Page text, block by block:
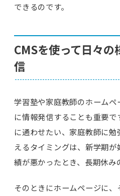
できるのです。
CMSを使って日々
信
学習塾や家庭教師のホーム
に情報発信することも重要
に通わせたい、家庭教師に
えるタイミングは、新学期
績が悪かったとき、長期休み
そのときにホームページに